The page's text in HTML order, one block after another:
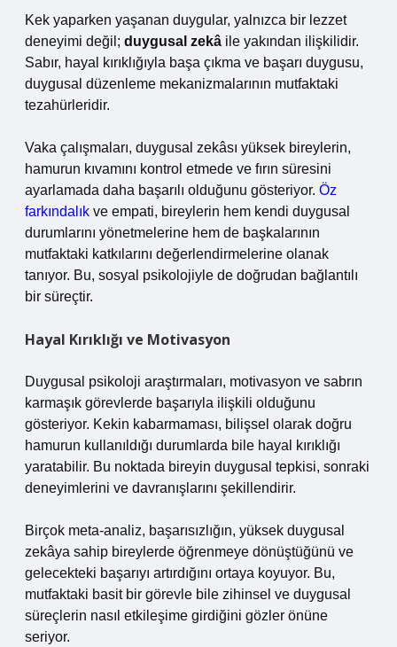
Kek yaparken yaşanan duygular, yalnızca bir lezzet
deneyimi değil; duygusal zekâ ile yakından ilişkilidir.
Sabır, hayal kırıklığıyla başa çıkma ve başarı duygusu,
duygusal düzenleme mekanizmalarının mutfaktaki
tezahürleridir.
Vaka çalışmaları, duygusal zekâsı yüksek bireylerin,
hamurun kıvamını kontrol etmede ve fırın süresini
ayarlamada daha başarılı olduğunu gösteriyor. Öz
farkındalık ve empati, bireylerin hem kendi duygusal
durumlarını yönetmelerine hem de başkalarının
mutfaktaki katkılarını değerlendirmelerine olanak
tanıyor. Bu, sosyal psikolojiyle de doğrudan bağlantılı
bir süreçtir.
Hayal Kırıklığı ve Motivasyon
Duygusal psikoloji araştırmaları, motivasyon ve sabrın
karmaşık görevlerde başarıyla ilişkili olduğunu
gösteriyor. Kekin kabarmaması, bilişsel olarak doğru
hamurun kullanıldığı durumlarda bile hayal kırıklığı
yaratabilir. Bu noktada bireyin duygusal tepkisi, sonraki
deneyimlerini ve davranışlarını şekillendirir.
Birçok meta-analiz, başarısızlığın, yüksek duygusal
zekâya sahip bireylerde öğrenmeye dönüştüğünü ve
gelecekteki başarıyı artırdığını ortaya koyuyor. Bu,
mutfaktaki basit bir görevle bile zihinsel ve duygusal
süreçlerin nasıl etkileşime girdiğini gözler önüne
seriyor.